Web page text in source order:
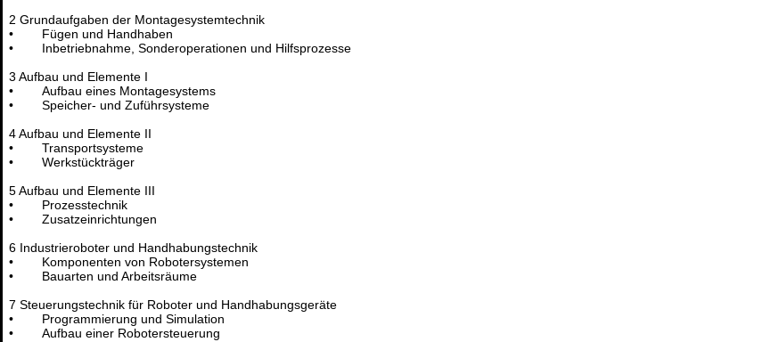
2 Grundaufgaben der Montagesystemtechnik
• Fügen und Handhaben
• Inbetriebnahme, Sonderoperationen und Hilfsprozesse
3 Aufbau und Elemente I
• Aufbau eines Montagesystems
• Speicher- und Zuführsysteme
4 Aufbau und Elemente II
• Transportsysteme
• Werkstückträger
5 Aufbau und Elemente III
• Prozesstechnik
• Zusatzeinrichtungen
6 Industrieroboter und Handhabungstechnik
• Komponenten von Robotersystemen
• Bauarten und Arbeitsräume
7 Steuerungstechnik für Roboter und Handhabungsgeräte
• Programmierung und Simulation
• Aufbau einer Robotersteuerung